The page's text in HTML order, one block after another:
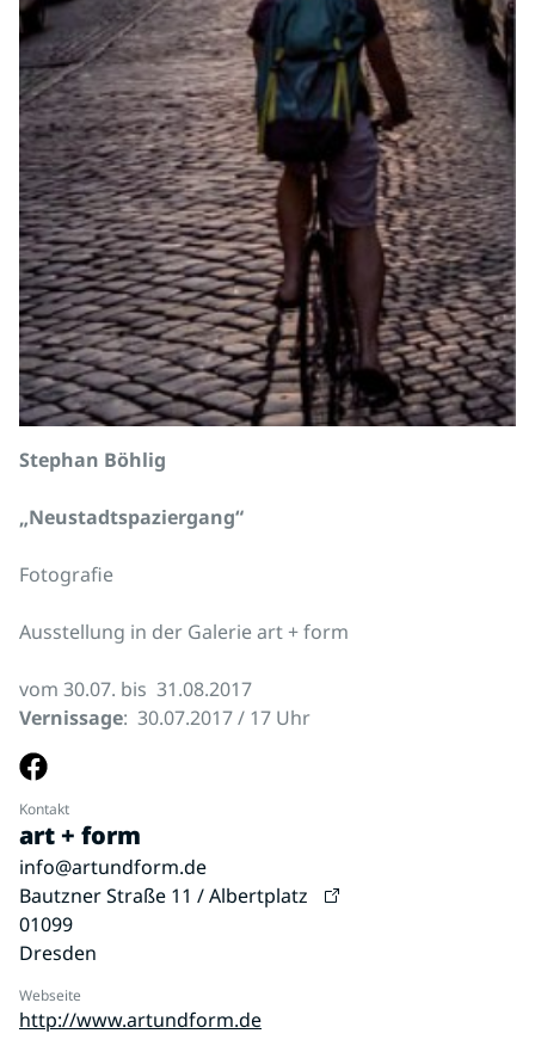
Stephan Böhlig
„Neustadtspaziergang“
Fotografie
Ausstellung in der Galerie art + form
vom 30.07. bis 31.08.2017
Vernissage: 30.07.2017 / 17 Uhr
Kontakt
art + form
info@artundform.de
Bautzner Straße 11 / Albertplatz
01099
Dresden
Webseite
http://www.artundform.de